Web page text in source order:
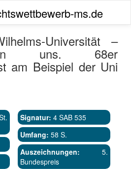
ms.de
Universität –
uns. 68er
am Beispiel der Uni
Signatur: 4 SAB 535
Umfang: 58 S.
Auszeichnungen: 5.
Bundespreis